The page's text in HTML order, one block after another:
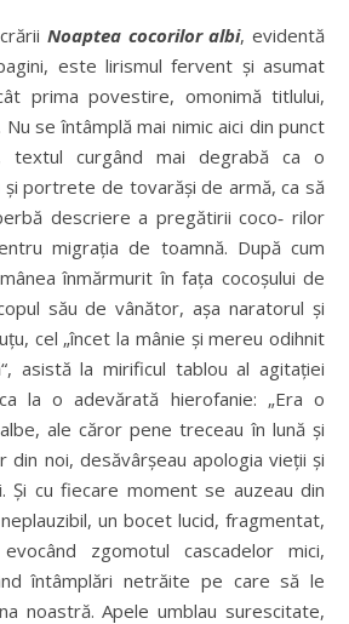
Noaptea cocorilor albi, evidentă
este lirismul fervent și asumat
prima povestire, omonimă titlului,
se întâmplă mai nimic aici din punct
textul curgând mai degrabă ca o
portrete de tovarăși de armă, ca să
descriere a pregătirii coco‑ rilor
migrația de toamnă. După cum
înmărmurit în fața cocoșului de
său de vânător, așa naratorul și
cel „încet la mânie și mereu odihnit
asistă la mirificul tablou al agitației
la o adevărată hierofanie: „Era o
ale căror pene treceau în lună și
din noi, desăvârșeau apologia vieții și
Și cu fiecare moment se auzeau din
un bocet lucid, fragmentat,
zgomotul cascadelor mici,
întâmplări netrăite pe care să le
noastră. Apele umblau surescitate,